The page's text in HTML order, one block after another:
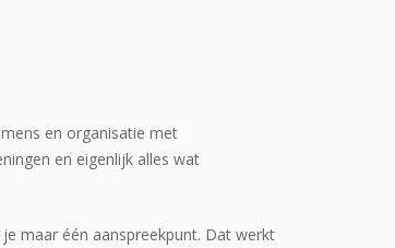
en organisatie met
en eigenlijk alles wat
maar één aanspreekpunt. Dat werkt